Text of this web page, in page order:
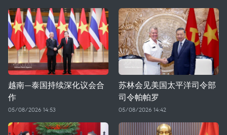
越南—泰国持续深化议会合
作
05/08/2026 14:53
苏林会见美国太平洋司令部
司令帕帕罗
05/08/2026 14:42